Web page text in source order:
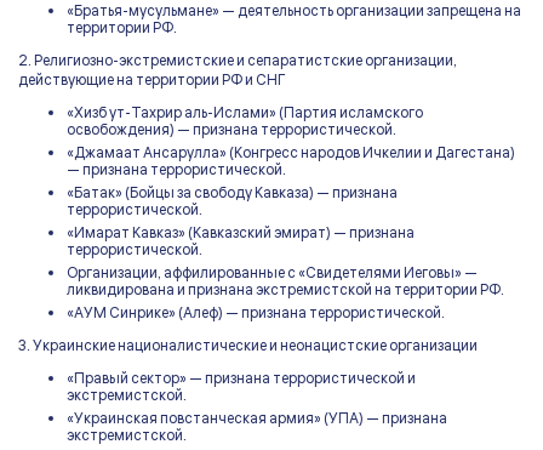
«Братья-мусульмане» — деятельность организации запрещена на
территории РФ.
2. Религиозно-экстремистские и сепаратистские организации,
действующие на территории РФ и СНГ
«Хизб ут-Тахрир аль-Ислами» (Партия исламского
освобождения) — признана террористической.
«Джамаат Ансарулла» (Конгресс народов Ичкелии и Дагестана)
— признана террористической.
«Батак» (Бойцы за свободу Кавказа) — признана
террористической.
«Имарат Кавказ» (Кавказский эмират) — признана
террористической.
Организации, аффилированные с «Свидетелями Иеговы» —
ликвидирована и признана экстремистской на территории РФ.
«АУМ Синрике» (Алеф) — признана террористической.
3. Украинские националистические и неонацистские организации
«Правый сектор» — признана террористической и
экстремистской.
«Украинская повстанческая армия» (УПА) — признана
экстремистской.